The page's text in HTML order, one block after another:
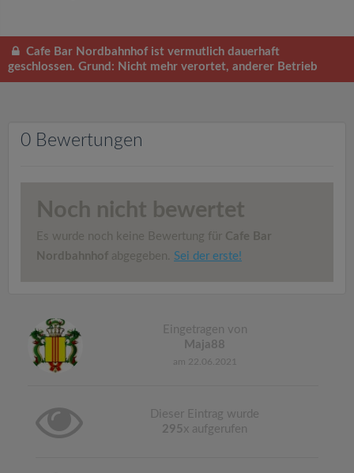
Cafe Bar Nordbahnhof ist vermutlich dauerhaft
geschlossen. Grund: Nicht mehr verortet, anderer Betrieb
0 Bewertungen
Noch nicht bewertet
Es wurde noch keine Bewertung für Cafe Bar
Nordbahnhof abgegeben. Sei der erste!
Eingetragen von
Maja88
am 22.06.2021
Dieser Eintrag wurde
295 x aufgerufen
a
o